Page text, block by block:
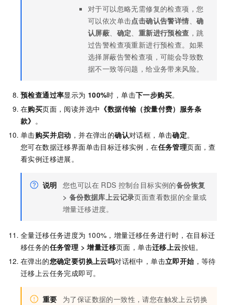
对于可以忽略无需修复的检查项，您
可以依次单击点击确认告警详情 、确
认屏蔽
确定 重新进行预检查 ，跳
过告警检查项重新进行预检查。如果
选择屏蔽告警检查项，可能会导致数
据不一致等问题，给业务带来风险。
预检查通过率显示为 100%时，单击下一步购买。
在购买页面，阅读并选中 《数据传输（按量付费）服务条
款》 。
单击购买并启动 ，并在弹出的确认对话框，单击确定。
您可在数据迁移界面单击目标迁移实例，在任务管理页面，查
看实例迁移进展。
说明 您也可以在 RDS 控制台目标实例的备份恢复
> 备份数据库上云记录页面查看数据的全量或
增量迁移进度。
全量迁移任务进度为 100%，增量迁移任务进行时，在目标迁
移任务的任务管理 >增量迁移页面，单击迁移上云按钮。
在弹出的您确定要切换上云吗对话框中，单击立即开始 ，等待
迁移上云任务完成即可。
重要
为了保证数据的一致性，请您在触发上云切换